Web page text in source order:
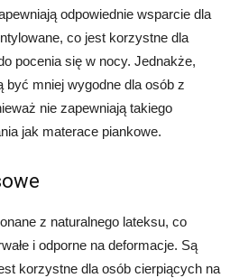
odpowiednie wsparcie dla
co jest korzystne dla
pocenia się w nocy. Jednakże,
być mniej wygodne dla osób z
nie zapewniają takiego
jak materace piankowe.
z naturalnego lateksu, co
i odporne na deformacje. Są
korzystne dla osób cierpiących na